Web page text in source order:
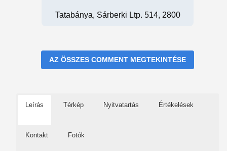
Tatabánya, Sárberki Ltp. 514, 2800
AZ ÖSSZES COMMENT MEGTEKINTÉSE
Leírás Térkép Nyitvatartás Értékelések
Kontakt Fotók